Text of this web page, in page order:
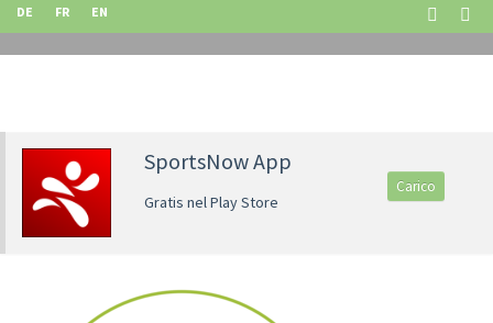
DE FR EN
SportsNow App
Gratis nel Play Store
Carico